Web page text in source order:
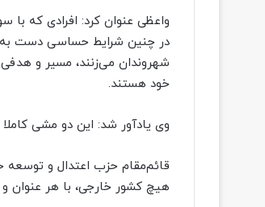
واعظی عنوان کرد: افرادی که
در چنین شرایط حساسی دست به
شهروندان می‌زنند، مسیر و
خود هستند.
وی یادآور شد: این دو مشی
قائم‌مقام حزب اعتدال و توسعه
هیچ کشور خارجی، با هر عنوان و